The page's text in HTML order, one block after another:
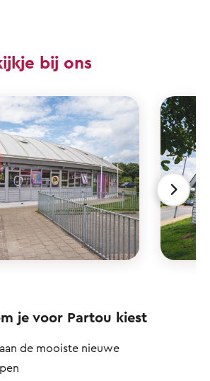
bij ons
je voor Partou kiest
de mooiste nieuwe